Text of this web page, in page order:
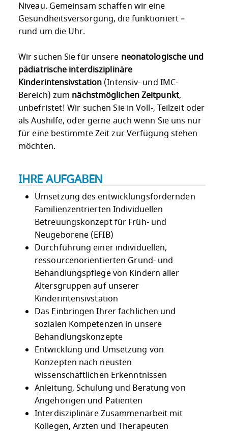
Niveau. Gemeinsam schaffen wir eine
Gesundheitsversorgung, die funktioniert –
rund um die Uhr.
Wir suchen Sie für unsere neonatologische und
pädiatrische interdisziplinäre
Kinderintensivstation (Intensiv- und IMC-
Bereich) zum nächstmöglichen Zeitpunkt,
unbefristet! Wir suchen Sie in Voll-, Teilzeit oder
als Aushilfe, oder gerne auch wenn Sie uns nur
für eine bestimmte Zeit zur Verfügung stehen
möchten.
IHRE AUFGABEN
Umsetzung des entwicklungsfördernden
Familienzentrierten Individuellen
Betreuungskonzept für Früh- und
Neugeborene (EFIB)
Durchführung einer individuellen,
ressourcenorientierten Grund- und
Behandlungspflege von Kindern aller
Altersgruppen auf unserer
Kinderintensivstation
Das Einbringen Ihrer fachlichen und
sozialen Kompetenzen in unsere
Behandlungskonzepte
Entwicklung und Umsetzung von
Konzepten nach neusten
wissenschaftlichen Erkenntnissen
Anleitung, Schulung und Beratung von
Angehörigen und Patienten
Interdisziplinäre Zusammenarbeit mit
Kollegen, Ärzten und Therapeuten